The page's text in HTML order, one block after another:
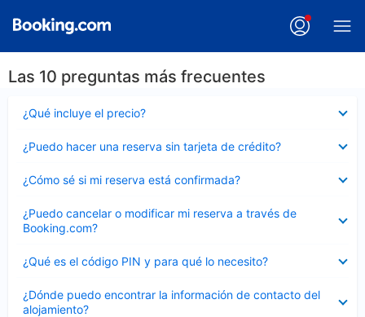
Las 10 preguntas más frecuentes
¿Qué incluye el precio?
cerrado
¿Puedo hacer una reserva sin tarjeta de crédito?
cerrado
¿Cómo sé si mi reserva está confirmada?
cerrado
¿Puedo cancelar o modificar mi reserva a través de
Booking.com?
cerrado
¿Qué es el código PIN y para qué lo necesito?
cerrado
¿Dónde puedo encontrar la información de contacto del
alojamiento?
cerrado